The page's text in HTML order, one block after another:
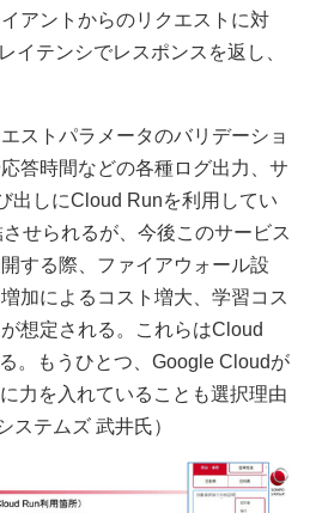
アントからのリクエストに対
イテンシでレスポンスを返し、
ストパラメータのバリデーショ
答時間などの各種ログ出力、サ
出しにCloud Runを利用してい
せられるが、今後このサービス
する際、ファイアウォール設
加によるコスト増大、学習コス
想定される。これらはCloud
。もうひとつ、Google Cloudが
力を入れていることも選択理由
ステムズ 武井氏）